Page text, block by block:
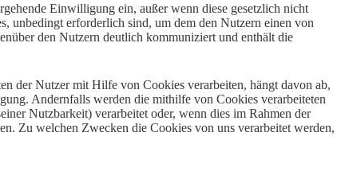
Einwilligung ein, außer wenn diese gesetzlich nicht
unbedingt erforderlich sind, um dem den Nutzern einen von
den Nutzern deutlich kommuniziert und enthält die
der Nutzer mit Hilfe von Cookies verarbeiten, hängt davon ab,
Andernfalls werden die mithilfe von Cookies verarbeiteten
Nutzbarkeit) verarbeitet oder, wenn dies im Rahmen der
Zu welchen Zwecken die Cookies von uns verarbeitet werden,